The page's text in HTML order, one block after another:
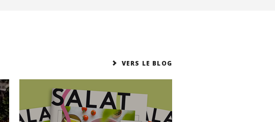
VERS LE BLOG